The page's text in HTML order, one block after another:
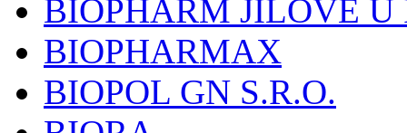
BIOPHARM JÍLOVÉ U
BIOPHARMAX
BIOPOL GN S.R.O.